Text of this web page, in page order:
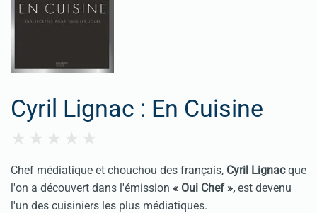
Cyril Lignac : En Cuisine
Chef médiatique et chouchou des français, Cyril Lignacque
l'on a découvert dans l'émission « Oui Chef », est devenu
l'un des cuisiniers les plus médiatiques.